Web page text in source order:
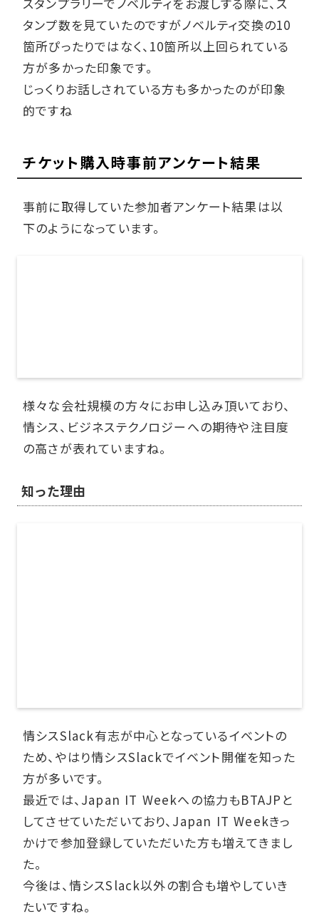
タンプ数を見ていたのですがノベルティ交換の10
箇所ぴったりではなく、10箇所以上回られている
方が多かった印象です。
じっくりお話しされている方も多かったのが印象
的ですね
チケット購入時事前アンケート結果
事前に取得していた参加者アンケート結果は以
下のようになっています。
様々な会社規模の方々にお申し込み頂いており、
情シス、ビジネステクノロジーへの期待や注目度
の高さが表れていますね。
知った理由
情シスSlack有志が中心となっているイベントの
ため、やはり情シスSlackでイベント開催を知った
方が多いです。
最近では、Japan IT Weekへの協力もBTAJPと
してさせていただいており、Japan IT Weekきっ
かけで参加登録していただいた方も増えてきまし
た。
今後は、情シスSlack以外の割合も増やしていき
たいですね。